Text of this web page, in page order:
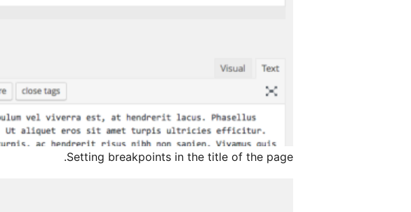
Setting breakpoints in the title of the page.